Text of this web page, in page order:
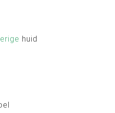
huid